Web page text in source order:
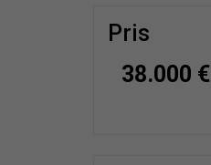
pris
38.000 €